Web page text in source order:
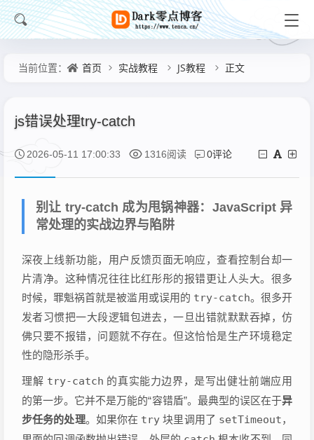
当前位置： 首页 实战教程 JS教程 正文
js错误处理try-catch
2026-05-11 17:00:33 1316阅读 0评论
别让 try-catch 成为甩锅神器：JavaScript 异
常处理的实战边界与陷阱
深夜上线新功能，用户反馈页面无响应，查看控制台却一
片清净。这种情况往往比红彤彤的报错更让人头大。很多
时候，罪魁祸首就是被滥用或误用的 try-catch。很多开
发者习惯把一大段逻辑包进去，一旦出错就默默吞掉，仿
佛只要不报错，问题就不存在。但这恰恰是生产环境稳定
性的隐形杀手。
理解 try-catch 的真实能力边界，是写出健壮前端应用
的第一步。它并不是万能的“容错盾”。最典型的误区在于异
步任务的处理。如果你在 try 块里调用了 setTimeout，